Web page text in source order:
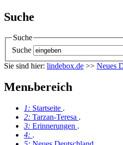
Suche
Suche
Suche
Sie sind hier: lindebox.de >> Neues
Menьbereich
1: Startseite .
2: Tarzan-Teresa .
3: Erinnerungen .
4: .